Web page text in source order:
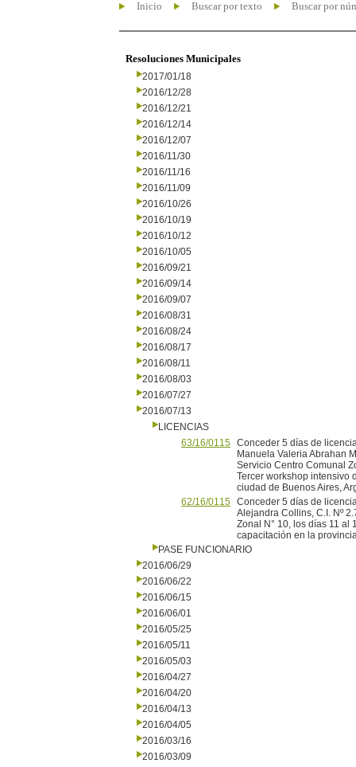
Inicio Buscar por texto Buscar por
Resoluciones Municipales
2017/01/18
2016/12/28
2016/12/21
2016/12/14
2016/12/07
2016/11/30
2016/11/16
2016/11/09
2016/10/26
2016/10/19
2016/10/12
2016/10/05
2016/09/21
2016/09/14
2016/09/07
2016/08/31
2016/08/24
2016/08/17
2016/08/11
2016/08/03
2016/07/27
2016/07/13
LICENCIAS
63/16/0115 Conceder 5 días de
Manuela Valeria Abrahan
Servicio Centro Comunal
Tercer workshop intensivo
ciudad de Buenos Aires,
62/16/0115 Conceder 5 días de
Alejandra Collins, C.I. Nº
Zonal N° 10, los días 11 al
capacitación en la
PASE FUNCIONARIO
2016/06/29
2016/06/22
2016/06/15
2016/06/01
2016/05/25
2016/05/11
2016/05/03
2016/04/27
2016/04/20
2016/04/13
2016/04/05
2016/03/16
2016/03/09